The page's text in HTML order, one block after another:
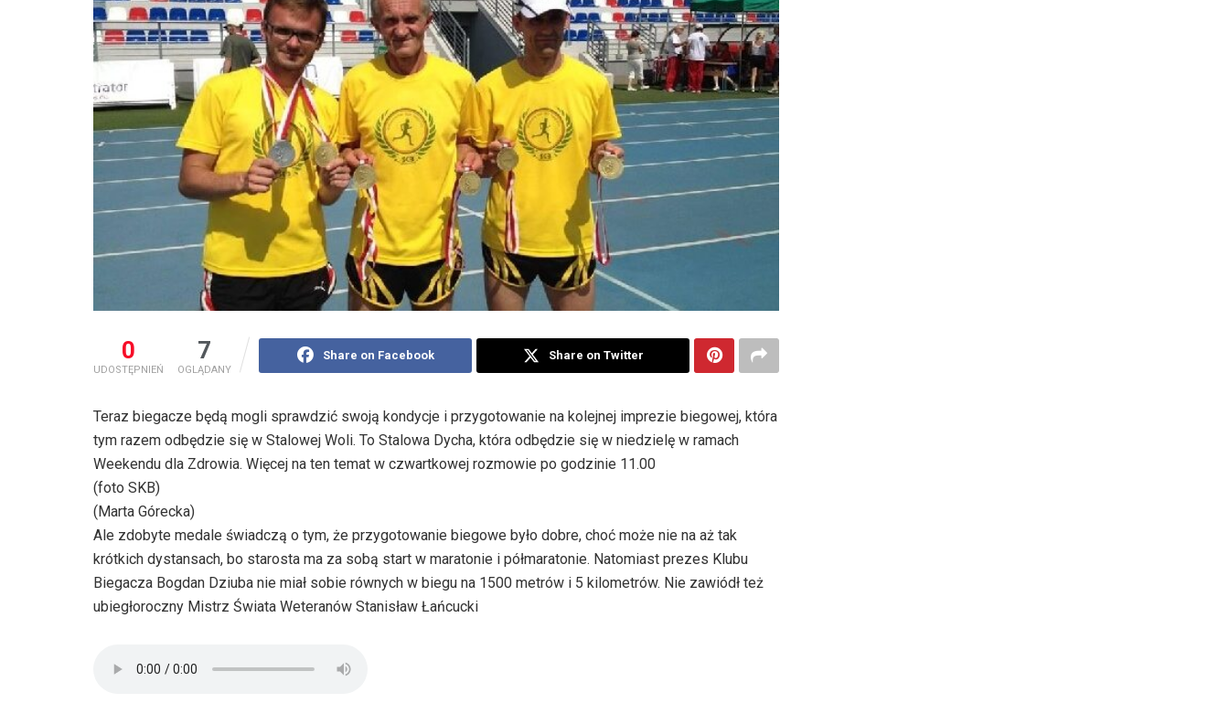
0
UDOSTĘPNIEŃ
7
OGLĄDANY
Share on Facebook Share on Twitter
Teraz biegacze będą mogli sprawdzić swoją kondycje i przygotowanie na kolejnej imprezie biegowej, która
tym razem odbędzie się w Stalowej Woli. To Stalowa Dycha, która odbędzie się w niedzielę w ramach
Weekendu dla Zdrowia. Więcej na ten temat w czwartkowej rozmowie po godzinie 11.00
(foto SKB)
(Marta Górecka)
Ale zdobyte medale świadczą o tym, że przygotowanie biegowe było dobre, choć może nie na aż tak
krótkich dystansach, bo starosta ma za sobą start w maratonie i półmaratonie. Natomiast prezes Klubu
Biegacza Bogdan Dziuba nie miał sobie równych w biegu na 1500 metrów i 5 kilometrów. Nie zawiódł też
ubiegłoroczny Mistrz Świata Weteranów Stanisław Łańcucki